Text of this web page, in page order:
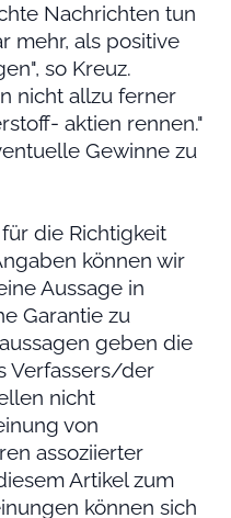
Nachrichten tun
mehr, als positive
so Kreuz.
nicht allzu ferner
aktien rennen."
Gewinne zu
die Richtigkeit
können wir
Aussage in
Garantie zu
geben die
Verfassers/der
nicht
von
assoziierter
Artikel zum
können sich